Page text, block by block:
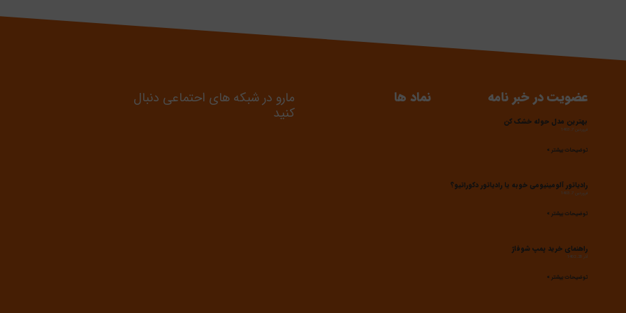
عضویت در خبر نامه
بهترین مدل حوله خشک کن
فروردین 7, 1403
توضیحات بیشتر »
رادیاتور آلومینیومی خوبه یا رادیاتور دکوراتیو؟
فروردین 7, 1403
توضیحات بیشتر »
راهنمای خرید پمپ شوفاژ
آذر 28, 1402
توضیحات بیشتر »
نماد ها مارو در شبکه های احتماعی دنبال
کنید